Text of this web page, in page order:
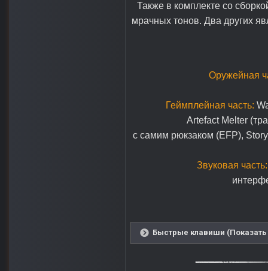
Также в комплекте со
мрачных тонов. Два других
Оружейная
Геймплейная часть:
Artefact Melter
с самим рюкзаком (EFP),
Звуковая часть:
Быстрые клавиши (Показать